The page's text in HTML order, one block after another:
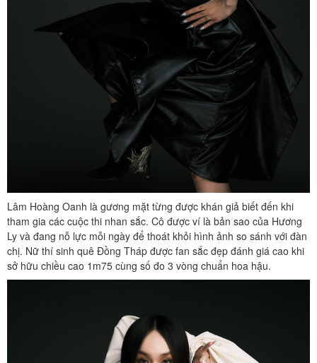
Lâm Hoàng Oanh là gương mặt từng được khán giả biết đến khi
tham gia các cuộc thi nhan sắc. Cô được ví là bản sao của Hương
Ly và đang nỗ lực mỗi ngày để thoát khỏi hình ảnh so sánh với đàn
chị. Nữ thí sinh quê Đồng Tháp được fan sắc đẹp đánh giá cao khi
sở hữu chiều cao 1m75 cùng số đo 3 vòng chuẩn hoa hậu.